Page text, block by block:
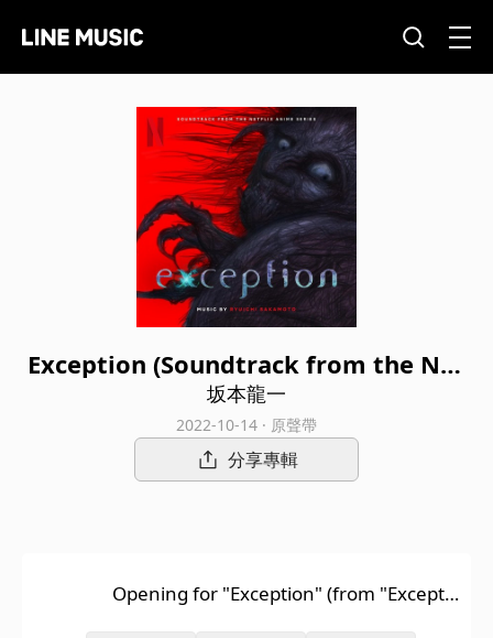
Exception (Soundtrack from the Net
flix Anime Series)
坂本龍一
2022-10-14 · 原聲帶
分享專輯
Opening for "Exception" (from "Exceptio